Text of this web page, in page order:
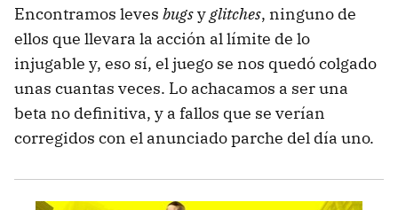
Encontramos leves bugsyglitches, ninguno de
ellos que llevara la acción al límite de lo
injugable y, eso sí, el juego se nos quedó colgado
unas cuantas veces. Lo achacamos a ser una
beta no definitiva, y a fallos que se verían
corregidos con el anunciado parche del día uno.